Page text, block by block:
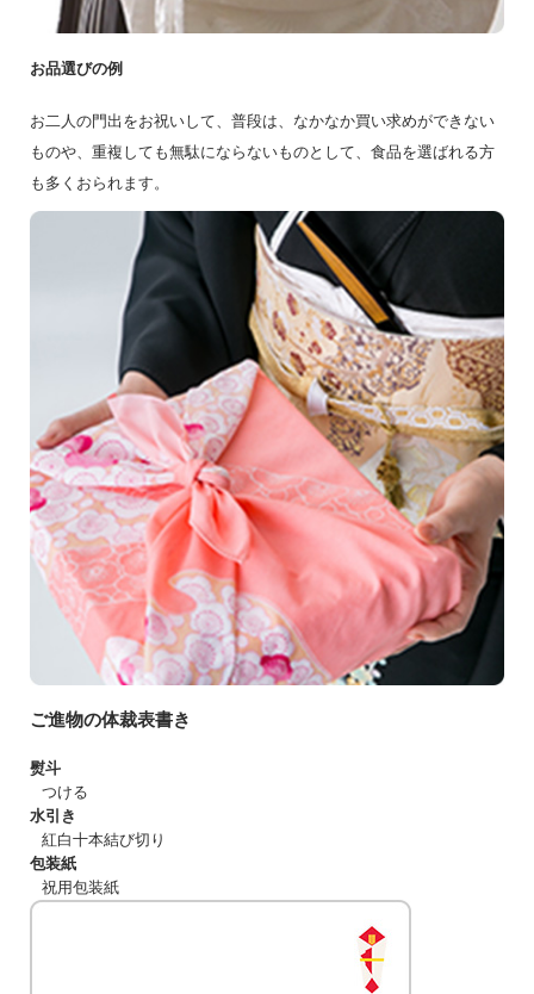
お品選びの例
お二人の門出をお祝いして、普段は、なかなか買い求めができない
ものや、重複しても無駄にならないものとして、食品を選ばれる方
も多くおられます。
ご進物の体裁表書き
熨斗
つける
水引き
紅白十本結び切り
包装紙
祝用包装紙